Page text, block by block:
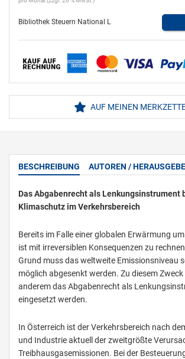
Bibliothek Steuern National L
AUF MEINEN
BESCHREIBUNG AUTOREN /
Das Abgabenrecht als Lenkungsinstrument
Klimaschutz im Verkehrsbereich
Bereits im Falle einer globalen Erwärmung um
ist mit irreversiblen Konsequenzen zu
Grund muss das weltweite Emissionsniveau
möglich abgesenkt werden. Zu diesem
anderem das Abgabenrecht als
eingesetzt werden.
In Österreich ist der Verkehrsbereich nach
und Industrie aktuell der zweitgrößte
Treibhausgasemissionen. Bei der